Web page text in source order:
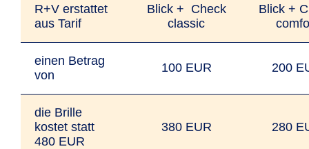
R+V erstattet
aus Tarif
Blick + Check
classic
Blick +
einen Betrag
von
100 EUR 200
die Brille
kostet statt
480 EUR
380 EUR 280